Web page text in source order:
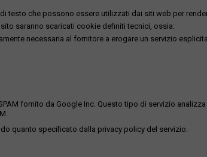
testo che possono essere utilizzati dai siti web per
saranno scaricati cookie definiti tecnici, ossia:
necessaria al fornitore a erogare un servizio
fornito da Google Inc. Questo tipo di servizio
quanto specificato dalla privacy policy del servizio.